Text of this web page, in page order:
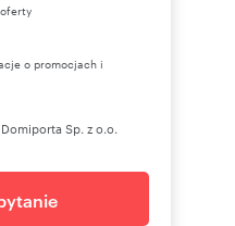
o promocjach i
Sp. z o.o.